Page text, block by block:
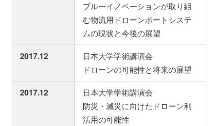
ブルーイノベーションが取り組
む物流用ドローンポートシステ
ムの現状と今後の展望
2017.12
日本大学学術講演会
ドローンの可能性と将来の展望
2017.12
日本大学学術講演会
防災・減災に向けたドローン利
活用の可能性